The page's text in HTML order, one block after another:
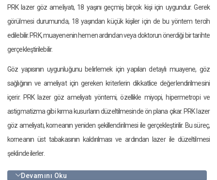
PRK lazer göz ameliyatı, 18 yaşını geçmiş birçok kişi için uygundur. Gerek
görülmesi durumunda, 18 yaşından küçük kişiler için de bu yöntem tercih
edilebilir. PRK, muayenenin hemen ardından veya doktorun önerdiği bir tarihte
gerçekleştirilebilir.
Göz yapısının uygunluğunu belirlemek için yapılan detaylı muayene, göz
sağlığının ve ameliyat için gereken kriterlerin dikkatlice değerlendirilmesini
içerir. PRK lazer göz ameliyatı yöntemi, özellikle miyopi, hipermetropi ve
astigmatizma gibi kırma kusurların düzeltilmesinde ön plana çıkar. PRK lazer
göz ameliyatı, korneanın yeniden şekillendirilmesi ile gerçekleştirilir. Bu süreç,
korneanın üst tabakasının kaldırılması ve ardından lazer ile düzeltilmesi
şeklinde ilerler.
Devamını Oku